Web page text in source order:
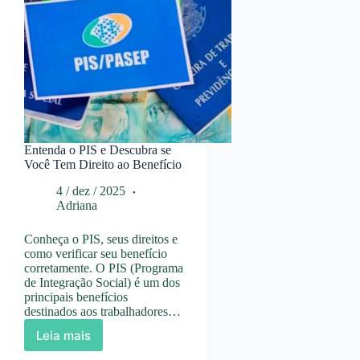
Entenda o PIS e Descubra se
Você Tem Direito ao Benefício
4 / dez / 2025
Adriana
Conheça o PIS, seus direitos e
como verificar seu benefício
corretamente. O PIS (Programa
de Integração Social) é um dos
principais benefícios
destinados aos trabalhadores…
Leia mais
Entenda